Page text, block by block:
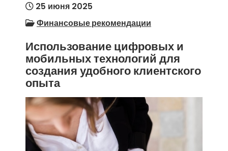
25 июня 2025
Финансовые рекомендации
Использование цифровых и
мобильных технологий для
создания удобного клиентского
опыта